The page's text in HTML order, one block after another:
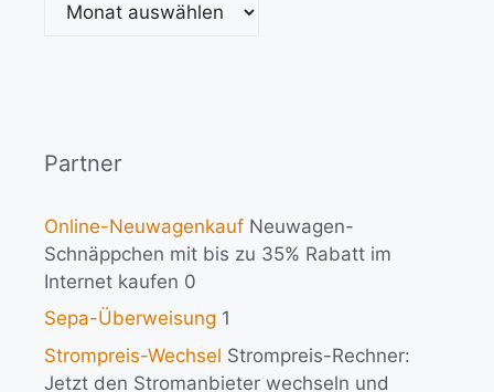
Partner
Online-Neuwagenkauf Neuwagen-
Schnäppchen mit bis zu 35% Rabatt im
Internet kaufen 0
Sepa-Überweisung 1
Strompreis-Wechsel Strompreis-Rechner:
Jetzt den Stromanbieter wechseln und